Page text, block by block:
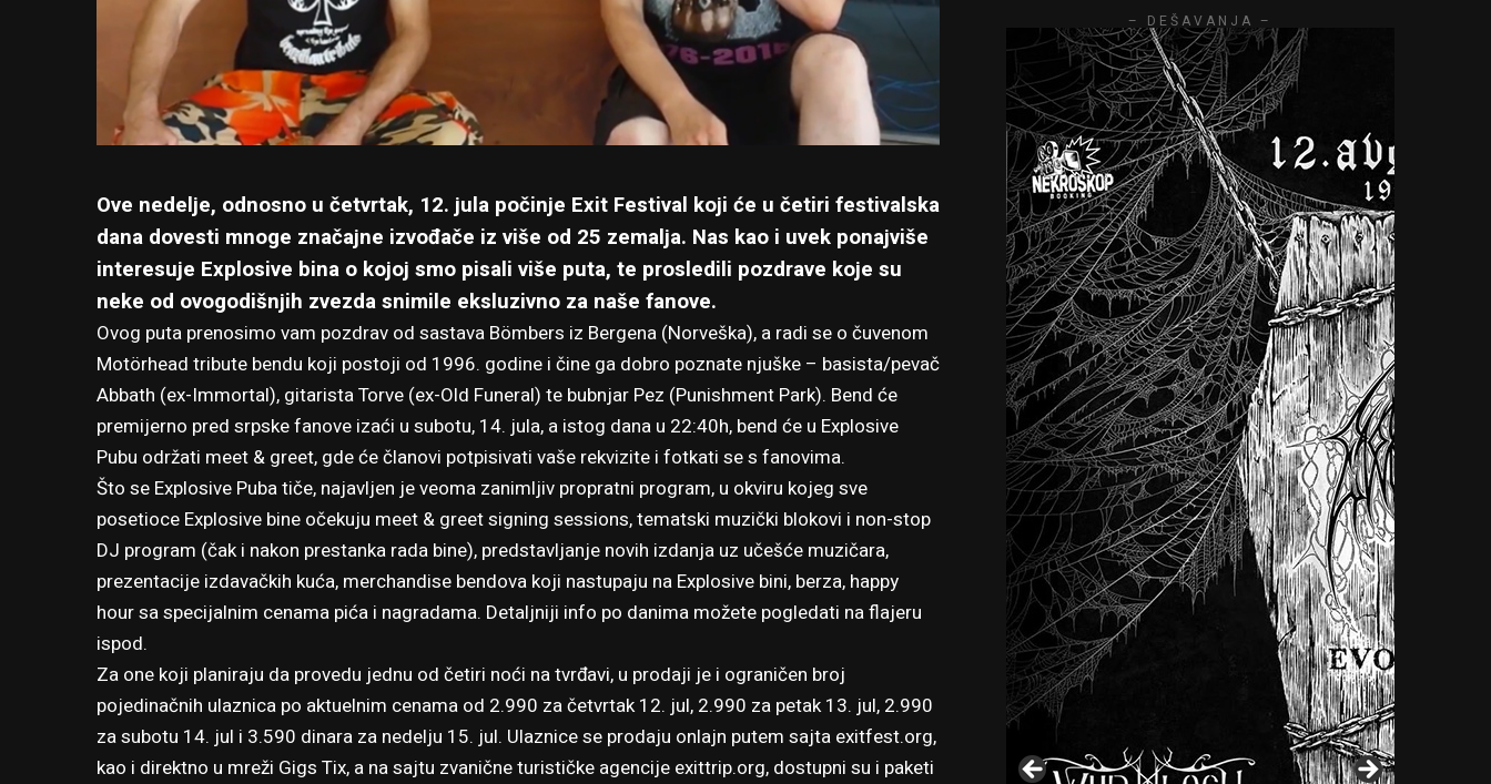
Ove nedelje, odnosno u četvrtak, 12. jula počinje Exit Festival koji će u četiri festivalska
dana dovesti mnoge značajne izvođače iz više od 25 zemalja. Nas kao i uvek ponajviše
interesuje Explosive bina o kojoj smo pisali više puta, te prosledili pozdrave koje su
neke od ovogodišnjih zvezda snimile eksluzivno za naše fanove.
Ovog puta prenosimo vam pozdrav od sastava Bömbers iz Bergena (Norveška), a radi se o čuvenom
Motörhead tribute bendu koji postoji od 1996. godine i čine ga dobro poznate njuške – basista/pevač
Abbath (ex-Immortal), gitarista Torve (ex-Old Funeral) te bubnjar Pez (Punishment Park). Bend će
premijerno pred srpske fanove izaći u subotu, 14. jula, a istog dana u 22:40h, bend će u Explosive
Pubu održati meet & greet, gde će članovi potpisivati vaše rekvizite i fotkati se s fanovima.
Što se Explosive Puba tiče, najavljen je veoma zanimljiv propratni program, u okviru kojeg sve
posetioce Explosive bine očekuju meet & greet signing sessions, tematski muzički blokovi i non-stop
DJ program (čak i nakon prestanka rada bine), predstavljanje novih izdanja uz učešće muzičara,
prezentacije izdavačkih kuća, merchandise bendova koji nastupaju na Explosive bini, berza, happy
hour sa specijalnim cenama pića i nagradama. Detaljniji info po danima možete pogledati na flajeru
ispod.
Za one koji planiraju da provedu jednu od četiri noći na tvrđavi, u prodaji je i ograničen broj
pojedinačnih ulaznica po aktuelnim cenama od 2.990 za četvrtak 12. jul, 2.990 za petak 13. jul, 2.990
za subotu 14. jul i 3.590 dinara za nedelju 15. jul. Ulaznice se prodaju onlajn putem sajta exitfest.org,
kao i direktno u mreži Gigs Tix, a na sajtu zvanične turističke agencije exittrip.org, dostupni su i paketi
– DEŠAVANJA –